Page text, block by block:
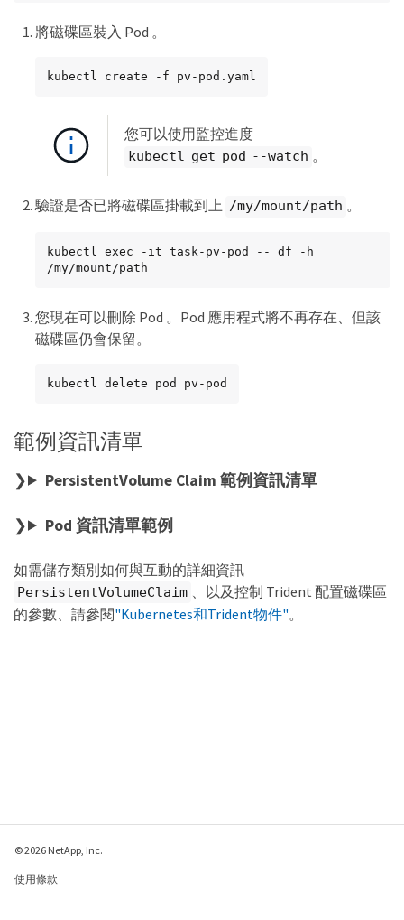
將磁碟區裝入 Pod 。
kubectl create -f pv-pod.yaml
您可以使用監控進度
kubectl get pod --watch 。
驗證是否已將磁碟區掛載到上 /my/mount/path 。
kubectl exec -it task-pv-pod -- df -h
/my/mount/path
您現在可以刪除 Pod 。Pod 應用程式將不再存在、但該
磁碟區仍會保留。
kubectl delete pod pv-pod
範例資訊清單
PersistentVolume Claim 範例資訊清單
Pod 資訊清單範例
如需儲存類別如何與互動的詳細資訊
PersistentVolumeClaim
、以及控制 Trident 配置磁碟區
的參數、請參閱"Kubernetes和Trident物件"。
© 2026 NetApp, Inc.
使用條款